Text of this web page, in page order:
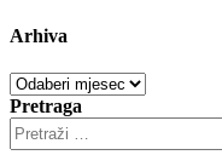
Arhiva
Arhiva
Pretraga